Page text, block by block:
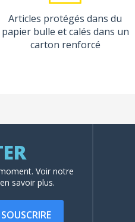
Articles protégés dans du
papier bulle et calés dans un
carton renforcé
Voirnotre
savoir plus.
SOUSCRIRE